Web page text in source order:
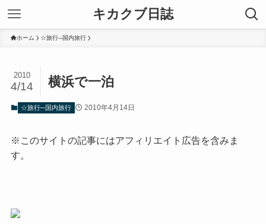
キカクブ日誌
ホーム ☆旅行─国内旅行
横浜で一泊
2010
4/14
☆旅行─国内旅行 2010年4月14日
※このサイトの記事にはアフィリエイト広告を含みま
す。